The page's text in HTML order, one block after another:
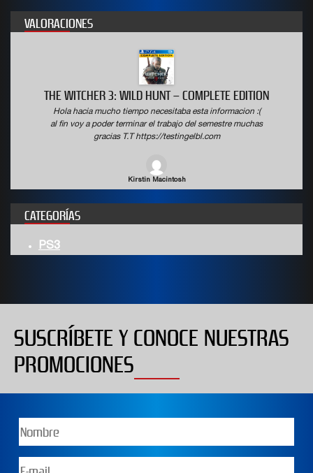
VALORACIONES
THE WITCHER 3: WILD HUNT – COMPLETE EDITION
Hola hacia mucho tiempo necesitaba esta informacion :(
al fin voy a poder terminar el trabajo del semestre muchas
gracias T.T https://testingelbl.com
Kirstin Macintosh
CATEGORÍAS
PS3
SUSCRÍBETE Y CONOCE NUESTRAS
PROMOCIONES